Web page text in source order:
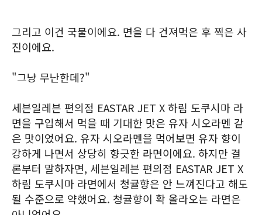
그리고 이건 국물이에요. 면을 다 건져먹은 후 찍은 사
진이에요.
"그냥 무난한데?"
세븐일레븐 편의점 EASTAR JET X 하림 도쿠시마 라
면을 구입해서 먹을 때 기대한 맛은 유자 시오라멘 같
은 맛이었어요. 유자 시오라멘을 먹어보면 유자 향이
강하게 나면서 상당히 향긋한 라면이에요. 하지만 결
론부터 말하자면, 세븐일레븐 편의점 EASTAR JET X
하림 도쿠시마 라면에서 청귤향은 안 느껴진다고 해도
될 수준으로 약했어요. 청귤향이 확 올라오는 라면은